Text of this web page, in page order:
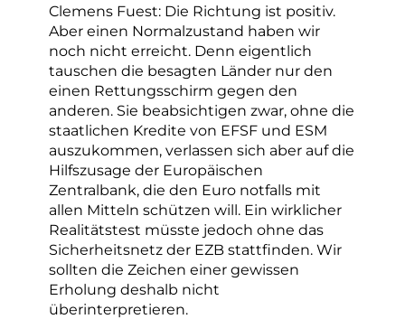
Clemens Fuest: Die Richtung ist positiv.
Aber einen Normalzustand haben wir
noch nicht erreicht. Denn eigentlich
tauschen die besagten Länder nur den
einen Rettungsschirm gegen den
anderen. Sie beabsichtigen zwar, ohne die
staatlichen Kredite von EFSF und ESM
auszukommen, verlassen sich aber auf die
Hilfszusage der Europäischen
Zentralbank, die den Euro notfalls mit
allen Mitteln schützen will. Ein wirklicher
Realitätstest müsste jedoch ohne das
Sicherheitsnetz der EZB stattfinden. Wir
sollten die Zeichen einer gewissen
Erholung deshalb nicht
überinterpretieren.